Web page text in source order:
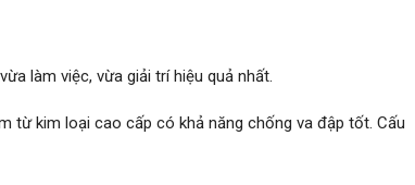
làm việc, vừa giải trí hiệu quả nhất.
từ kim loại cao cấp có khả năng chống va đập tốt. Cấu